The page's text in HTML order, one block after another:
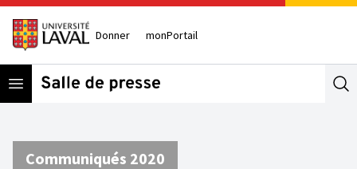
Donner monPortail
Open menu
Communiqués 2020